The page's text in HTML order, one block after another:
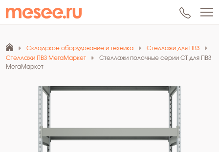
Складское оборудование и техника
Стеллажи для ПВЗ
Стеллажи ПВЗ МегаМаркет
Стеллажи полочные серии СТ для ПВЗ
МегаМаркет